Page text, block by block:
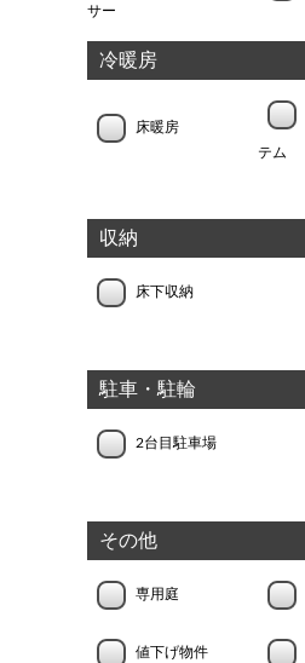
サー
冷暖房
床暖房
テム
収納
床下収納
駐車・駐輪
2台目駐車場
その他
専用庭
値下げ物件